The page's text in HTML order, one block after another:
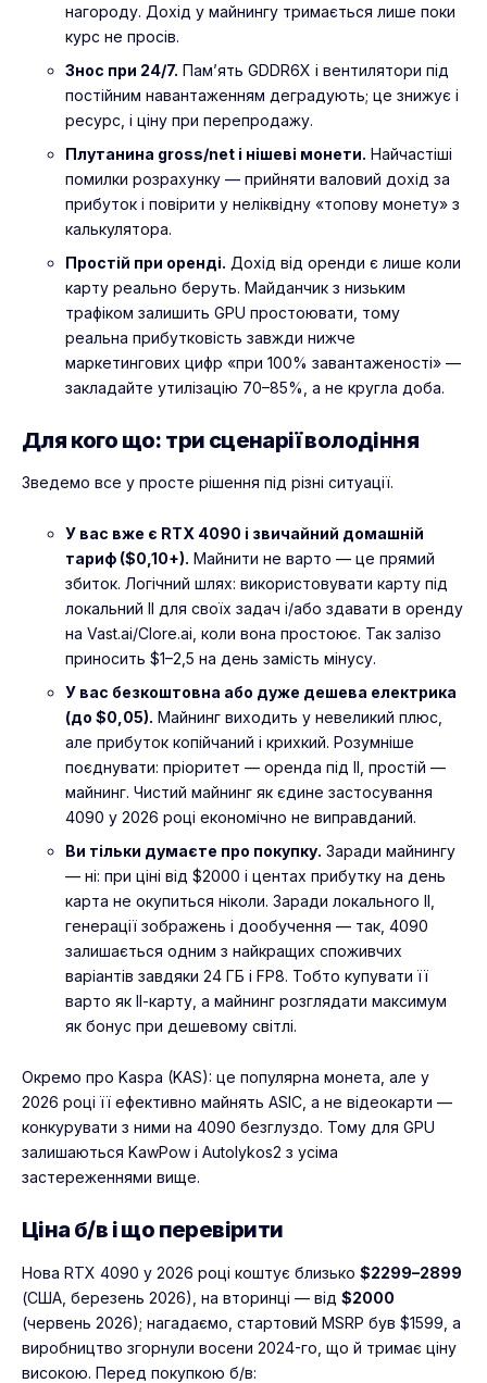
нагороду. Дохід у майнингу тримається лише поки
курс не просів.
Знос при 24/7. Пам’ять GDDR6X і вентилятори під
постійним навантаженням деградують; це знижує і
ресурс, і ціну при перепродажу.
Плутанина gross/net і нішеві монети. Найчастіші
помилки розрахунку — прийняти валовий дохід за
прибуток і повірити у неліквідну «топову монету» з
калькулятора.
Простій при оренді. Дохід від оренди є лише коли
карту реально беруть. Майданчик з низьким
трафіком залишить GPU простоювати, тому
реальна прибутковість завжди нижче
маркетингових цифр «при 100% завантаженості» —
закладайте утилізацію 70–85%, а не кругла доба.
Для кого що: три сценарії володіння
Зведемо все у просте рішення під різні ситуації.
У вас вже є RTX 4090 і звичайний домашній
тариф ($0,10+). Майнити не варто — це прямий
збиток. Логічний шлях: використовувати карту під
локальний ІІ для своїх задач і/або здавати в оренду
на Vast.ai/Clore.ai, коли вона простоює. Так залізо
приносить $1–2,5 на день замість мінусу.
У вас безкоштовна або дуже дешева електрика
(до $0,05). Майнинг виходить у невеликий плюс,
але прибуток копійчаний і крихкий. Розумніше
поєднувати: пріоритет — оренда під ІІ, простій —
майнинг. Чистий майнинг як єдине застосування
4090 у 2026 році економічно не виправданий.
Ви тільки думаєте про покупку. Заради майнингу
— ні: при ціні від $2000 і центах прибутку на день
карта не окупиться ніколи. Заради локального ІІ,
генерації зображень і дообучення — так, 4090
залишається одним з найкращих споживчих
варіантів завдяки 24 ГБ і FP8. Тобто купувати її
варто як ІІ-карту, а майнинг розглядати максимум
як бонус при дешевому світлі.
Окремо про Kaspa (KAS): це популярна монета, але у
2026 році її ефективно майнять ASIC, а не відеокарти —
конкурувати з ними на 4090 безглуздо. Тому для GPU
залишаються KawPow і Autolykos2 з усіма
застереженнями вище.
Ціна б/в і що перевірити
Нова RTX 4090 у 2026 році коштує близько $2299–2899
(США, березень 2026), на вторинці — від $2000
(червень 2026); нагадаємо, стартовий MSRP був $1599, а
виробництво згорнули восени 2024-го, що й тримає ціну
високою. Перед покупкою б/в: